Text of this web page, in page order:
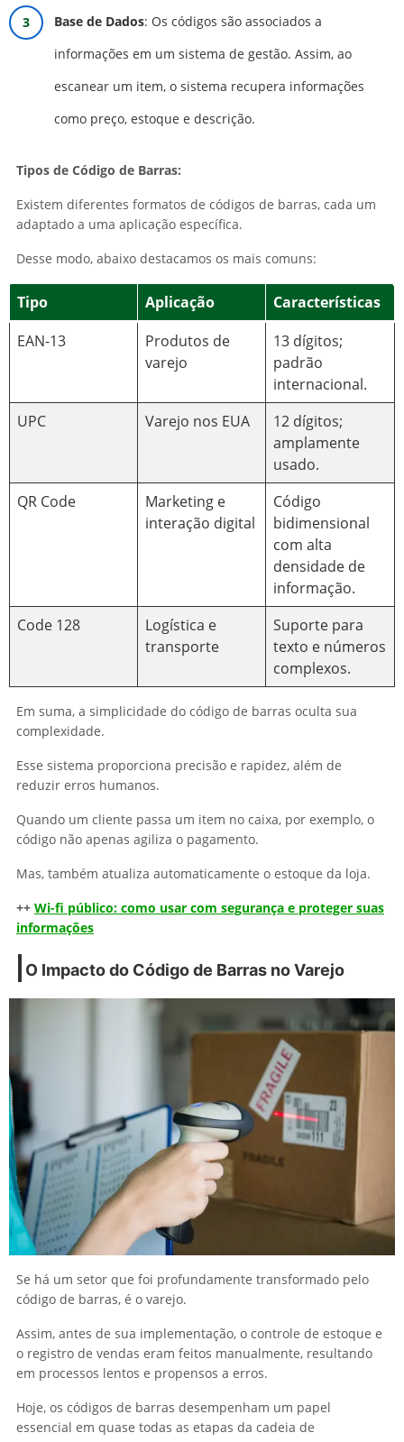
Base de Dados: Os códigos são associados a
informações em um sistema de gestão. Assim, ao
escanear um item, o sistema recupera informações
como preço, estoque e descrição.
Tipos de Código de Barras:
Existem diferentes formatos de códigos de barras, cada um
adaptado a uma aplicação específica.
Desse modo, abaixo destacamos os mais comuns:
Tipo Aplicação
Características
EAN-13
Produtos de
varejo
13 dígitos;
padrão
internacional.
UPC
Varejo nos EUA
12 dígitos;
amplamente
usado.
QR Code
Marketing e
interação digital
Código
bidimensional
com alta
densidade de
informação.
Code 128
Logística e
transporte
Suporte para
texto e números
complexos.
Em suma, a simplicidade do código de barras oculta sua
complexidade.
Esse sistema proporciona precisão e rapidez, além de
reduzir erros humanos.
Quando um cliente passa um item no caixa, por exemplo, o
código não apenas agiliza o pagamento.
Mas, também atualiza automaticamente o estoque da loja.
++ Wi-fi público: como usar com segurança e proteger suas
informações
O Impacto do Código de Barras no Varejo
Se há um setor que foi profundamente transformado pelo
código de barras, é o varejo.
Assim, antes de sua implementação, o controle de estoque e
o registro de vendas eram feitos manualmente, resultando
em processos lentos e propensos a erros.
Hoje, os códigos de barras desempenham um papel
essencial em quase todas as etapas da cadeia de